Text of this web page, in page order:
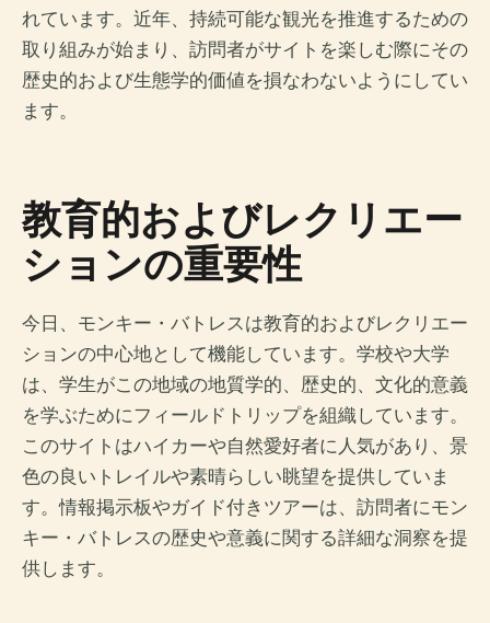
れています。近年、持続可能な観光を推進するための
取り組みが始まり、訪問者がサイトを楽しむ際にその
歴史的および生態学的価値を損なわないようにしてい
ます。
教育的およびレクリエー
ションの重要性
今日、モンキー・バトレスは教育的およびレクリエー
ションの中心地として機能しています。学校や大学
は、学生がこの地域の地質学的、歴史的、文化的意義
を学ぶためにフィールドトリップを組織しています。
このサイトはハイカーや自然愛好者に人気があり、景
色の良いトレイルや素晴らしい眺望を提供していま
す。情報掲示板やガイド付きツアーは、訪問者にモン
キー・バトレスの歴史や意義に関する詳細な洞察を提
供します。